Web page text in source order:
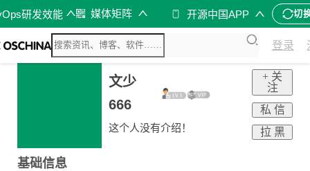
研发效能 媒体矩阵 开源中国APP 切
登录
文少
666
这个人没有介绍！
+ 关
注
私 信
拉 黑
基础信息